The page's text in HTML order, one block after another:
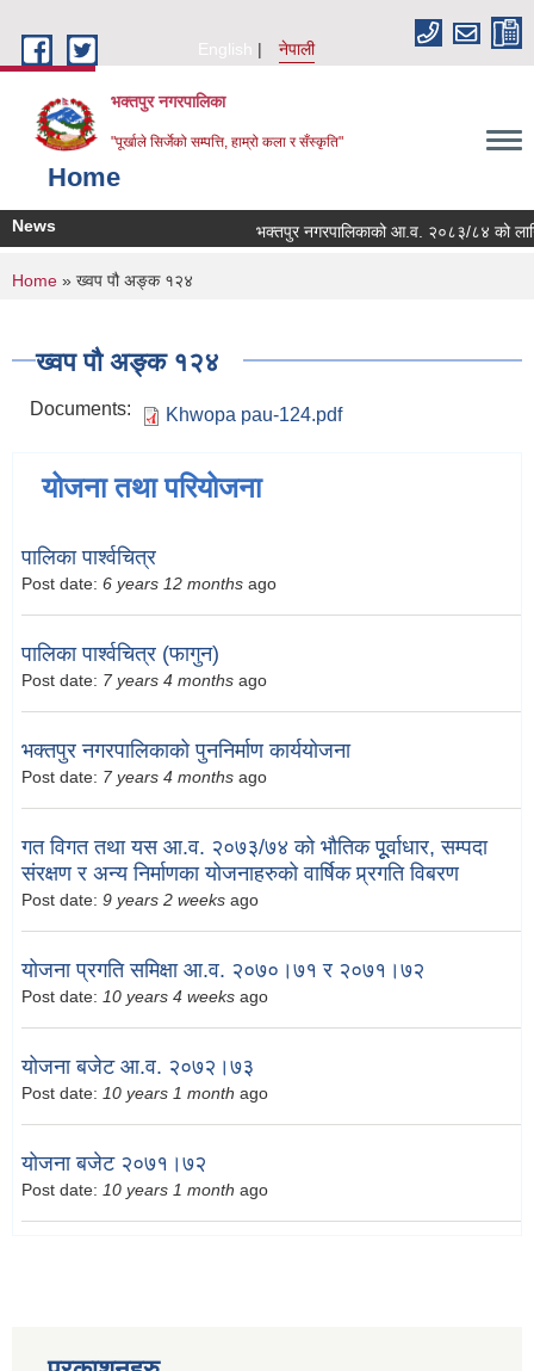
English
नेपाली
भक्तपुर नगरपालिका
"पूर्खाले सिर्जेको सम्पत्ति, हाम्रो कला र सँस्कृति"
Home
News भक्तपुर नगरपालिकाको आ.व. २०८३/८४ को लागि
You are here
Home » ख्वप पौ अ‌ङ्क १२४
ख्वप पौ अ‌ङ्क १२४
Documents: Khwopa pau-124.pdf
योजना तथा परियोजना
पालिका पार्श्वचित्र
Post date: 6 years 12 months ago
पालिका पार्श्वचित्र (फागुन)
Post date: 7 years 4 months ago
भक्तपुर नगरपालिकाको पुननिर्माण कार्ययोजना
Post date: 7 years 4 months ago
गत विगत तथा यस आ.व. २०७३/७४ को भौतिक पूूर्वाधार, सम्पदा
संरक्षण र अन्य निर्माणका योजनाहरुको वार्षिक प्र्रगति विबरण
Post date: 9 years 2 weeks ago
योजना प्रगति समिक्षा आ.व. २०७०।७१ र २०७१।७२
Post date: 10 years 4 weeks ago
योजना बजेट आ.व. २०७२।७३
Post date: 10 years 1 month ago
योजना बजेट २०७१।७२
Post date: 10 years 1 month ago